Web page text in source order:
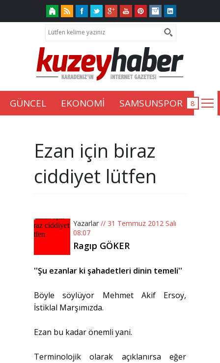
GÜNCEL EKONOMİ SAMSUNSPOR
Ezan için biraz
ciddiyet lütfen
Yazarlar // 31 Temmuz 2012 Salı
08:07
Ragıp GÖKER
''Şu ezanlar ki şahadetleri dinin temeli''
Böyle söylüyor Mehmet Akif Ersoy,
İstiklal Marşımızda.
Ezan bu kadar önemli yani.
Terminolojik olarak açıklanırsa eğer